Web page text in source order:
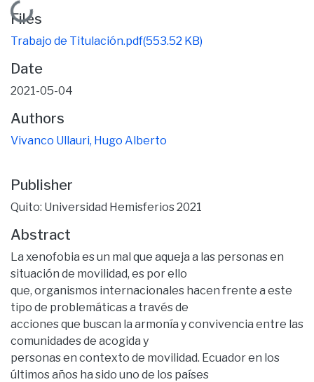
Loading...
Files
Trabajo de Titulación.pdf(553.52 KB)
Date
2021-05-04
Authors
Vivanco Ullauri, Hugo Alberto
Publisher
Quito: Universidad Hemisferios 2021
Abstract
La xenofobia es un mal que aqueja a las personas en
situación de movilidad, es por ello
que, organismos internacionales hacen frente a este
tipo de problemáticas a través de
acciones que buscan la armonía y convivencia entre las
comunidades de acogida y
personas en contexto de movilidad. Ecuador en los
últimos años ha sido uno de los países